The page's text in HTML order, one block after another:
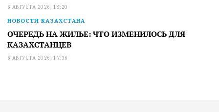
6 АВГУСТА 2026, 18:20
НОВОСТИ КАЗАХСТАНА
ОЧЕРЕДЬ НА ЖИЛЬЕ: ЧТО ИЗМЕНИЛОСЬ ДЛЯ
КАЗАХСТАНЦЕВ
6 АВГУСТА 2026, 17:36